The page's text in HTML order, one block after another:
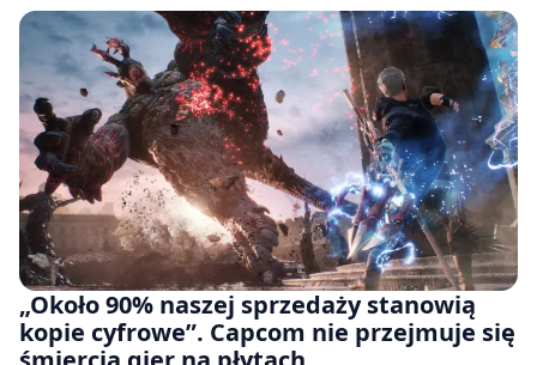
„Około 90% naszej sprzedaży stanowią
kopie cyfrowe”. Capcom nie przejmuje się